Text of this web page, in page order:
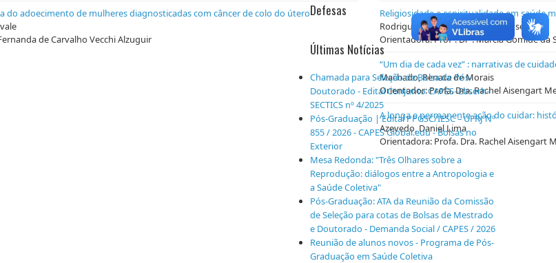
do adoecimento de mulheres diagnosticadas com câncer de colo do útero
de Carvalho Vecchi Alzuguir
Religiosidade e espiritualidade em saúde
Rodrigues, Monique de Lima Fonseca
Orientadora: Profª. Drª. Marcia Gomide da
“Um dia de cada vez” : narrativas de
Machado, Renata de Morais
Orientador: Profa. Dra. Rachel Aisengart
A longa e permanente ação do cuidar:
Azevedo, Daniel Lima
Orientadora: Profa. Dra. Rachel Aisengart
Defesas
Últimas Notícias
Chamada para Seleção de Bolsa de Pós-
Doutorado - Edital Conjunto CAPES–Ebserh–
SECTICS nº 4/2025
Pós-Graduação | Edital PPGSC/IESC – UFRJ Nº
855 / 2026 - CAPES Global.edu - Bolsas no
Exterior
Mesa Redonda: "Três Olhares sobre a
Reprodução: diálogos entre a Antropologia e
a Saúde Coletiva"
Pós-Graduação: ATA da Reunião da Comissão
de Seleção para cotas de Bolsas de Mestrado
e Doutorado - Demanda Social / CAPES / 2026
Reunião de alunos novos - Programa de Pós-
Graduação em Saúde Coletiva